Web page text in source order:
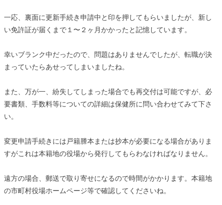
一応、裏面に更新手続き申請中と印を押してもらいましたが、新し
い免許証が届くまで１〜２ヶ月かかったと記憶しています。
幸いブランク中だったので、問題はありませんでしたが、転職が決
まっていたらあせってしまいましたね。
また、万が一、紛失してしまった場合でも再交付は可能ですが、必
要書類、手数料等についての詳細は保健所に問い合わせてみて下さ
い。
変更申請手続きには戸籍謄本または抄本が必要になる場合がありま
すがこれは本籍地の役場から発行してもらわなければなりません。
遠方の場合、郵送で取り寄せになるので時間がかかります。本籍地
の市町村役場ホームページ等で確認してくださいね。